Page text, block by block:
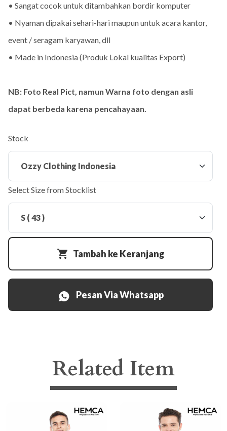
• Sangat cocok untuk ditambahkan bordir komputer
• Nyaman dipakai sehari-hari maupun untuk acara kantor,
event / seragam karyawan, dll
• Made in Indonesia (Produk Lokal kualitas Export)
NB: Foto Real Pict, namun Warna foto dengan asli
dapat berbeda karena pencahayaan.
Stock
Select Size from Stocklist
Tambah ke Keranjang
Pesan Via Whatsapp
Related Item